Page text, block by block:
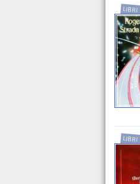
LIBRI
LIBRI